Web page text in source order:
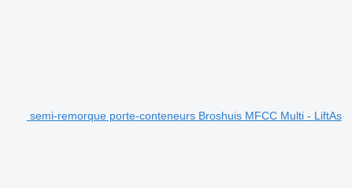
semi-remorque porte-conteneurs Broshuis MFCC Multi - LiftAs